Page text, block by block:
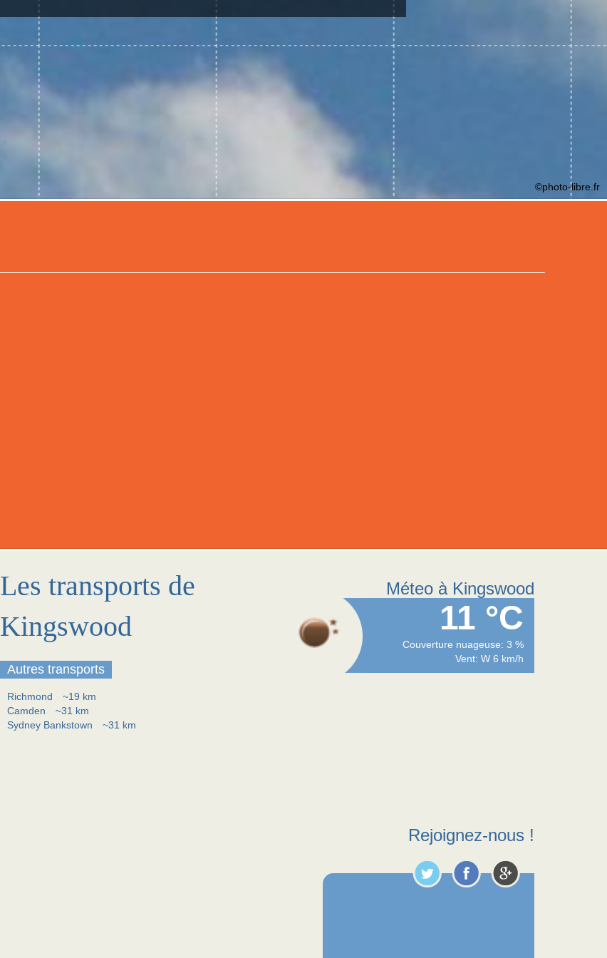
©photo-libre.fr
Les transports de
Kingswood
Autres transports
Richmond
~19 km
Camden
~31 km
Sydney Bankstown
~31 km
Méteo à Kingswood
11 °C
Couverture nuageuse: 3 %
Vent: W 6 km/h
Rejoignez-nous !